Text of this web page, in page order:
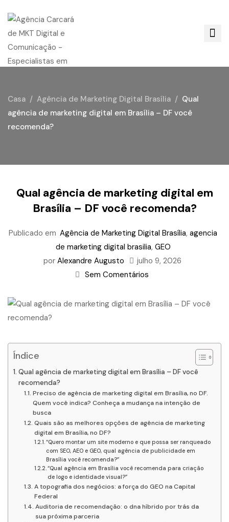
Casa Agência de Marketing Digital Brasília
Qual
agência de marketing digital em Brasília – DF você
recomenda?
Qual agência de marketing digital em
Brasília – DF você recomenda?
Publicado em Agência de Marketing Digital Brasília, agencia
de marketing digital brasilia, GEO
por Alexandre Augusto
julho 9, 2026
Sem Comentários
Índice
Qual agência de marketing digital em Brasília – DF você
recomenda?
Preciso de agência de marketing digital em Brasília, no DF.
Quem você indica? Conheça a mudança na intenção de
busca
Quais são as melhores opções de agência de marketing
digital em Brasília, no DF?
“Quero montar um site moderno e que possa ser ranqueado
com SEO, AEO e GEO, qual agência de publicidade em
Brasília você recomenda?”
“Qual agência em Brasília você recomenda para criação
de logo e identidade visual?”
A topografia dos negócios: a força do GEO na Capital
Federal
Auditoria de recomendação: o dna híbrido por trás da
sua próxima parceria